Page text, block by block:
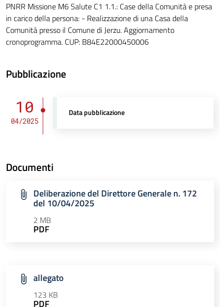
PNRR Missione M6 Salute C1 1.1.: Case della Comunità e presa
in carico della persona: - Realizzazione di una Casa della
Comunità presso il Comune di Jerzu. Aggiornamento
cronoprogramma. CUP: B84E22000450006
Pubblicazione
10
04/2025
Data pubblicazione
Documenti
Deliberazione del Direttore Generale n. 172
del 10/04/2025
2 MB
PDF
allegato
123 KB
PDF